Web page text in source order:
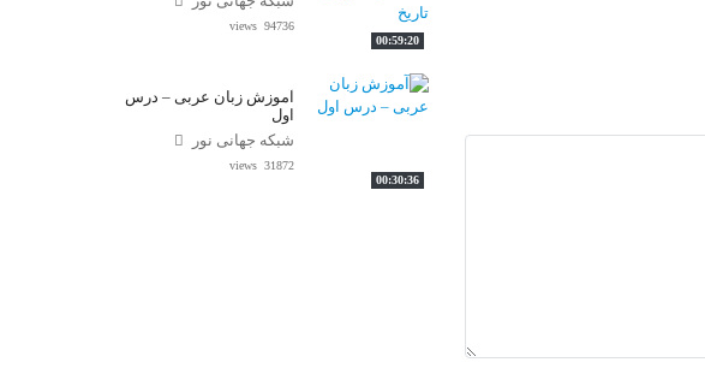
00:59:20
94736 views
00:30:36
آموزش زبان عربی – درس
اول
شبکه جهانی نور
31872 views